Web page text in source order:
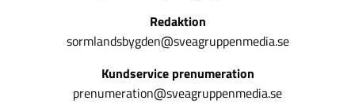
Redaktion
sormlandsbygden@sveagruppenmedia.se
Kundservice prenumeration
prenumeration@sveagruppenmedia.se